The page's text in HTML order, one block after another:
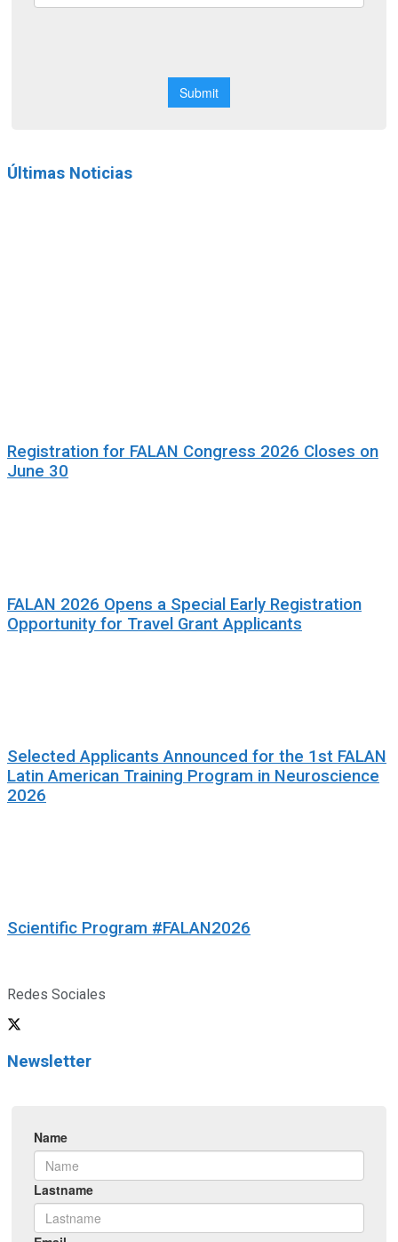
Últimas Noticias
Registration for FALAN Congress 2026 Closes on
June 30
FALAN 2026 Opens a Special Early Registration
Opportunity for Travel Grant Applicants
Selected Applicants Announced for the 1st FALAN
Latin American Training Program in Neuroscience
2026
Scientific Program #FALAN2026
Redes Sociales
Newsletter